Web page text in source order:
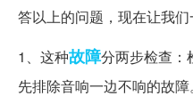
答以上的问题，现在让我们
1、这种故障分两步检查：
先排除音响一边不响的故障。